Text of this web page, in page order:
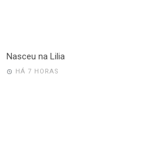
Nasceu na Lilia
HÁ 7 HORAS